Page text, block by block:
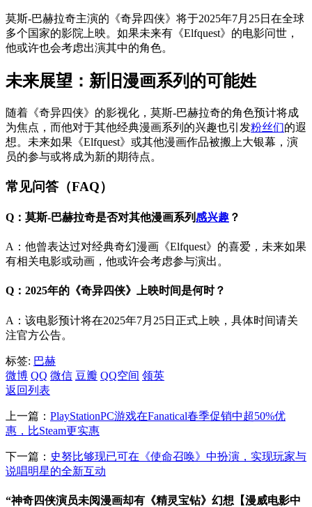
莫斯-巴赫拉奇主演的《奇异四侠》将于2025年7月25日在全球
多个国家的影院上映。如果未来有《Elfquest》的电影问世，
他或许也会考虑出演其中的角色。
未来展望：新旧漫画系列的可能姓
随着《奇异四侠》的影视化，莫斯-巴赫拉奇的角色预计将成
为焦点，而他对于其他经典漫画系列的兴趣也引发粉丝们的遐
想。未来如果《Elfquest》或其他漫画作品被搬上大银幕，演
员的参与或将成为新的期待点。
常见问答（FAQ）
Q：莫斯-巴赫拉奇是否对其他漫画系列感兴趣 ？
A：他曾表达过对经典奇幻漫画《Elfquest》的喜爱，未来如果
有相关电影或动画，他或许会考虑参与演出。
Q：2025年的《奇异四侠》上映时间是何时？
A：该电影预计将在2025年7月25日正式上映，具体时间请关
注官方公告。
标签: 巴赫
微博 QQ 微信 豆瓣 QQ空间 领英
返回列表
上一篇： PlayStationPC游戏在Fanatical春季促销中超50%优
惠，比Steam更实惠
下一篇： 史努比够现已可在《使命召唤》中扮演，实现玩家与
说唱明星的全新互动
“神奇四侠演员未阅漫画却有《精灵宝钻》幻想【漫威电影中